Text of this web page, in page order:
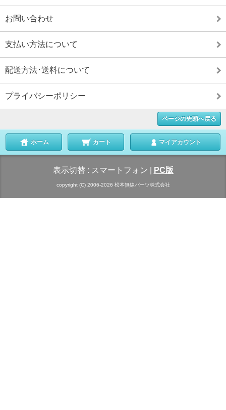
お問い合わせ
支払い方法について
配送方法･送料について
プライバシーポリシー
ページの先頭へ戻る
ホーム カート マイアカウント
表示切替 : スマートフォン PC版
copyright (C) 2006-2026 松本無線パーツ株式会社